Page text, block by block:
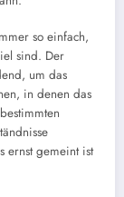
so einfach,
sind. Der
um das
in denen das
ernst gemeint ist